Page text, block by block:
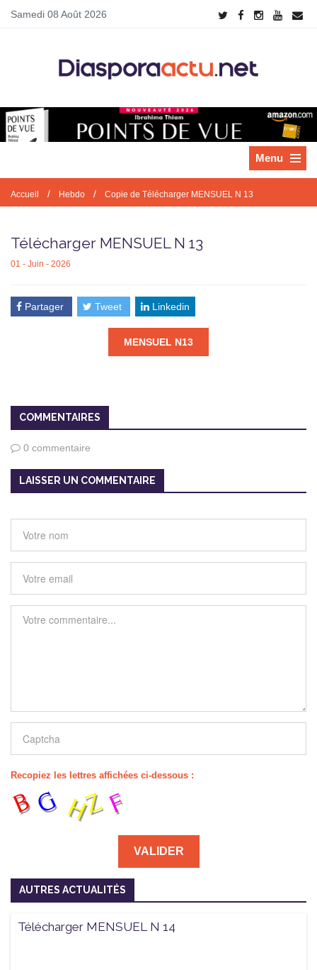
Samedi 08 Août 2026
Menu
Accueil / Hebdo / Copie de Télécharger MENSUEL N 13
Télécharger MENSUEL N 13
01 - Juin - 2026
Partager Tweet Linkedin
MENSUEL N13
COMMENTAIRES
0 commentaire
LAISSER UN COMMENTAIRE
Recopiez les lettres affichées ci-dessous :
AUTRES ACTUALITÉS
Télécharger MENSUEL N 14